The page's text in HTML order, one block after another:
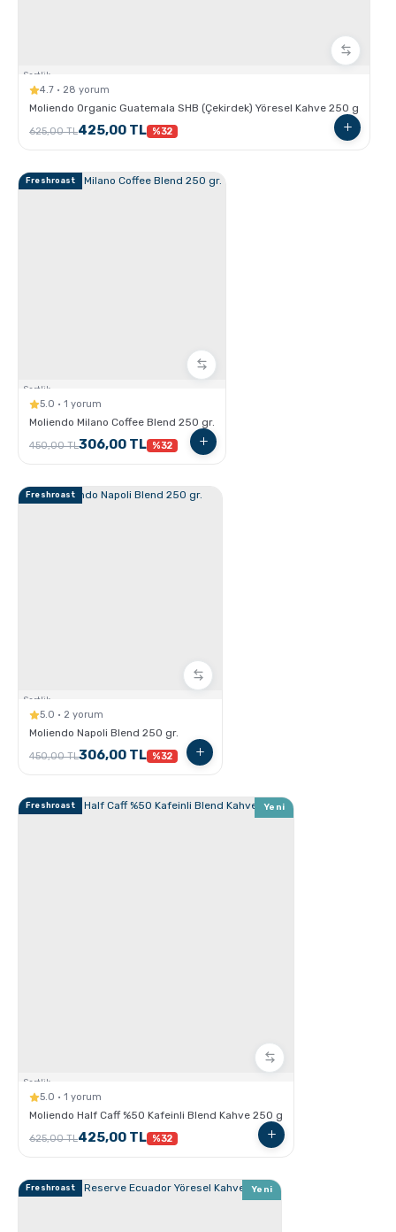
GROSCHE Chicago Demleme Özellikli Termos
Tumbler
GROSCHE E-Z Latte Çok Amaçlı Köpürtücü nasıl
Sertlik:
4.7 · 28 yorum
Moliendo Organic Guatemala SHB (Çekirdek) Yöresel Kahve 250 g
625,00 TL425,00 TL %32
Freshroast
Sertlik:
5.0 · 1 yorum
Moliendo Milano Coffee Blend 250 gr.
450,00 TL306,00 TL %32
Freshroast
Sertlik:
5.0 · 2 yorum
Moliendo Napoli Blend 250 gr.
450,00 TL306,00 TL %32
Freshroast Yeni
Sertlik:
5.0 · 1 yorum
Moliendo Half Caff %50 Kafeinli Blend Kahve 250 g
625,00 TL425,00 TL %32
Freshroast Yeni